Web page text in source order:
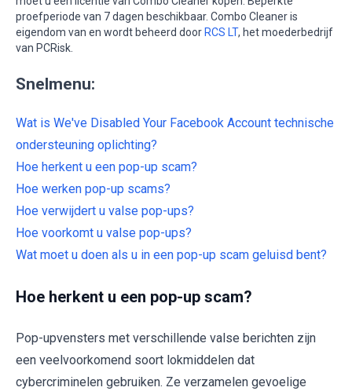
proefperiode van 7 dagen beschikbaar. Combo Cleaner is
eigendom van en wordt beheerd door RCS LT, het moederbedrijf
van PCRisk.
Snelmenu:
Wat is We've Disabled Your Facebook Account technische
ondersteuning oplichting?
Hoe herkent u een pop-up scam?
Hoe werken pop-up scams?
Hoe verwijdert u valse pop-ups?
Hoe voorkomt u valse pop-ups?
Wat moet u doen als u in een pop-up scam geluisd bent?
Hoe herkent u een pop-up scam?
Pop-upvensters met verschillende valse berichten zijn
een veelvoorkomend soort lokmiddelen dat
cybercriminelen gebruiken. Ze verzamelen gevoelige